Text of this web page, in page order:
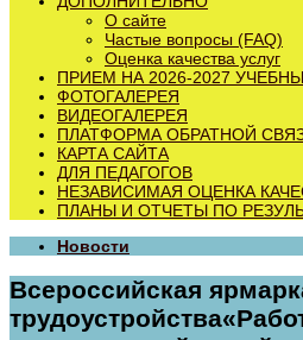
О сайте
Частые вопросы (FAQ)
Оценка качества услуг
ПРИЕМ НА 2026-2027
ФОТОГАЛЕРЕЯ
ВИДЕОГАЛЕРЕЯ
ПЛАТФОРМА ОБРАТНОЙ
КАРТА САЙТА
ДЛЯ ПЕДАГОГОВ
НЕЗАВИСИМАЯ ОЦЕНКА
ПЛАНЫ И ОТЧЕТЫ ПО
Новости
Всероссийская